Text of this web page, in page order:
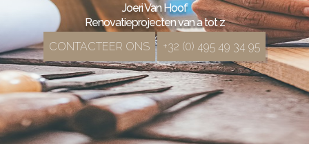
Joeri Van Hoof
Renovatieprojecten van a tot z
Bonheiden
CONTACTEER ONS +32 (0) 495 49 34 95